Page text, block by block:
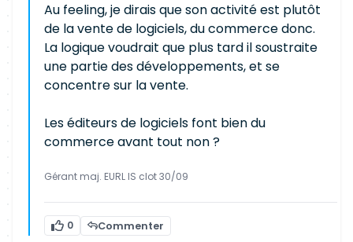
Au feeling, je dirais que son activité est plutôt
de la vente de logiciels, du commerce donc.
La logique voudrait que plus tard il soustraite
une partie des développements, et se
concentre sur la vente.
Les éditeurs de logiciels font bien du
commerce avant tout non ?
Gérant maj. EURL IS clot 30/09
0 Commenter